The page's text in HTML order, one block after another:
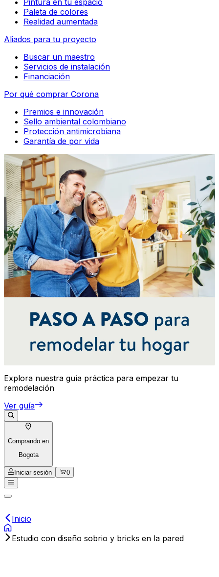
Pintura en tu espacio
Paleta de colores
Realidad aumentada
Aliados para tu proyecto
Buscar un maestro
Servicios de instalación
Financiación
Por qué comprar Corona
Premios e innovación
Sello ambiental colombiano
Protección antimicrobiana
Garantía de por vida
Explora nuestra guía práctica para empezar tu
remodelación
Ver guía
Comprando en
Bogota
Iniciar sesión 0
Inicio
Estudio con diseño sobrio y bricks en la pared